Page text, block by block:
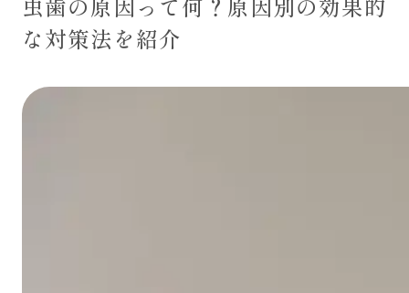
コラム/ブログ
虫歯の原因って何？原因別の効果的
な対策法を紹介